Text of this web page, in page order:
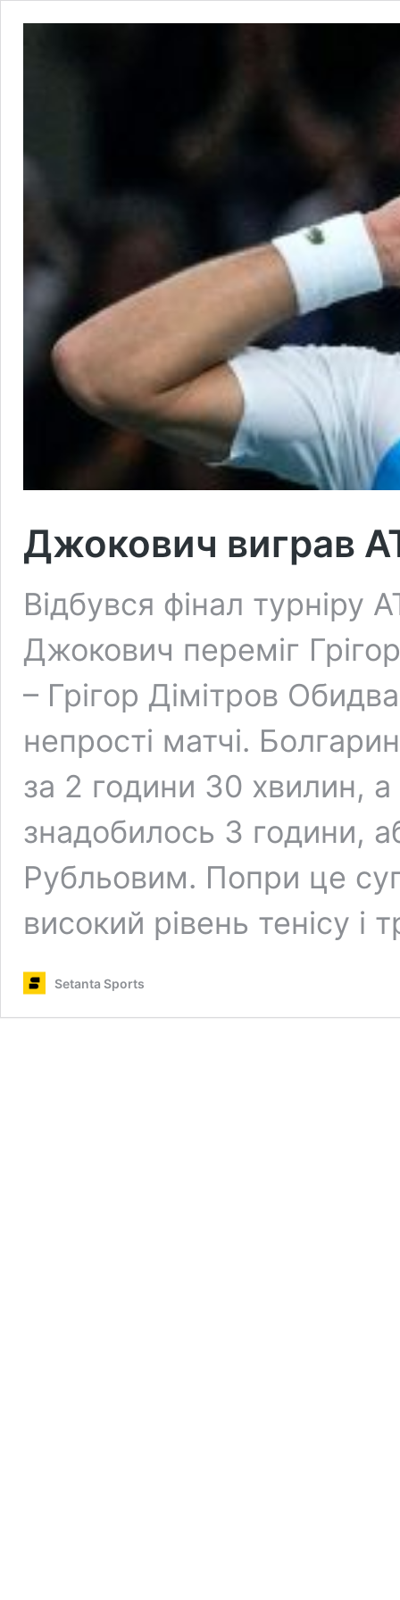
Джокович виграв
Відбувся фінал
Джокович переміг
– Грігор Дімітров
непрості матчі.
за 2 години 30 хвилин, а
знадобилось 3 години,
Рубльовим. Попри це
високий рівень тенісу і
Setanta Sports